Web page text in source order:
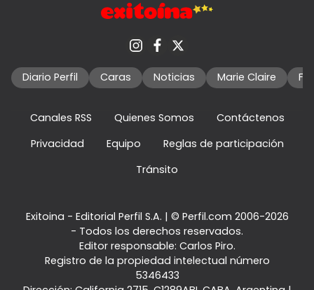
Diario Perfil Caras Noticias Marie Claire
Canales RSS Quienes Somos
Contáctenos
Privacidad
Equipo
Reglas de participación
Tránsito
Exitoina - Editorial Perfil S.A. | © Perfil.com 2006-2026
- Todos los derechos reservados.
Editor responsable: Carlos Piro.
Registro de la propiedad intelectual número
5346433